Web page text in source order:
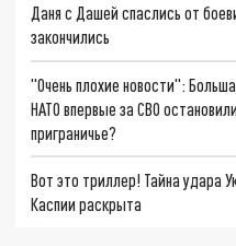
Даня с Дашей спаслись от
закончились
"Очень плохие новости":
НАТО впервые за СВО
приграничье?
Вот это триллер! Тайна удара
Каспии раскрыта